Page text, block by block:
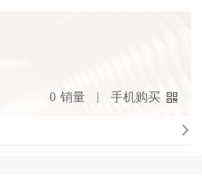
0 销量 手机购买